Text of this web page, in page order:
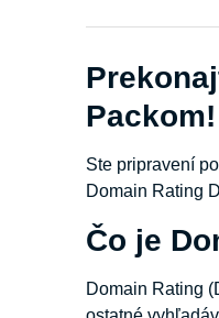
Packom!
Ste pripravení
Domain Rating
Čo je
Domain Rating